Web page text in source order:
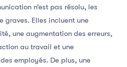
n’est pas résolu, les
graves. Elles incluent une
une augmentation des erreurs,
au travail et une
employés. De plus, une